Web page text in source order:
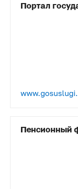
Портал
Пенсионный